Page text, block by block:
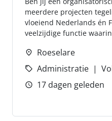
meerdere projecten
vloeiend Nederlands én
veelzijdige functie
Roeselare
Administratie
17 dagen geleden